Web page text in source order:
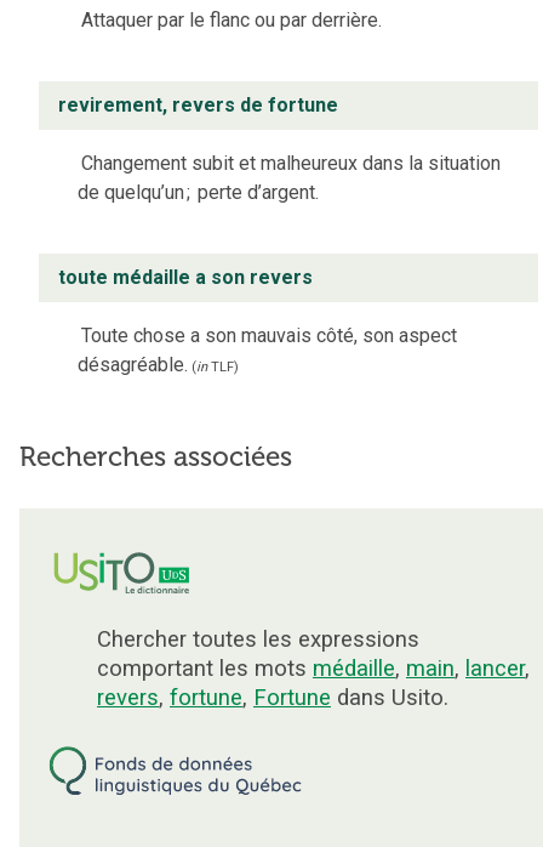
Attaquer par le flanc ou par derrière.
revirement, revers de fortune
Changement subit et malheureux dans la situation
de quelqu’un; perte d’argent.
toute médaille a son revers
Toute chose a son mauvais côté, son aspect
désagréable. (inTLF)
Recherches associées
Chercher toutes les expressions
comportant les mots médaille, main, lancer,
revers, fortune, Fortune dans Usito.